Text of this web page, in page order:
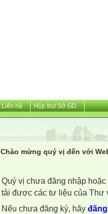
Liên hệ Hộp thư Sở GD
Chào mừng quý vị đến với
Quý vị chưa đăng nhập
tải được các tư liệu của Thư
Nếu chưa đăng ký, hãy